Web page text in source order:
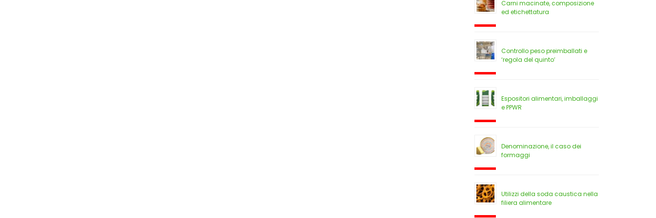
Carni macinate, composizione
ed etichettatura
Controllo peso preimballati e
‘regola del quinto’
Espositori alimentari, imballaggi
e PPWR
Denominazione, il caso dei
formaggi
Utilizzi della soda caustica nella
filiera alimentare